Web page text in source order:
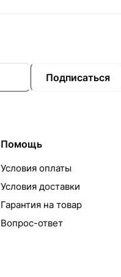
Подписаться
Помощь
Условия оплаты
Условия доставки
Гарантия на товар
Вопрос-ответ